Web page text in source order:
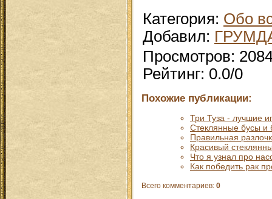
Категория: Обо
Добавил:
Просмотров:
Рейтинг: 0.0/0
Похожие публикации:
Три Туза - лучшие
Стеклянные бусы и
Правильная
Красивый
Что я узнал про
Как победить рак
Всего комментариев: 0